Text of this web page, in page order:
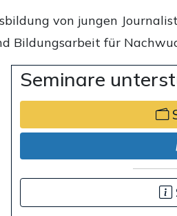
von jungen
Bildungsarbeit für
Seminare